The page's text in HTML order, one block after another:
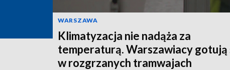
WARSZAWA
Klimatyzacja nie nadąża za
temperaturą. Warszawiacy gotują
w rozgrzanych tramwajach